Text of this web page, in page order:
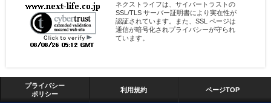
ネクストライフは、サイバートラストの
SSL/TLS サーバー証明書により実在性が
認証されています。また、SSL ページは
通信が暗号化されプライバシーが守られ
ています。
プライバシー
ポリシー
利用規約 ページTOP